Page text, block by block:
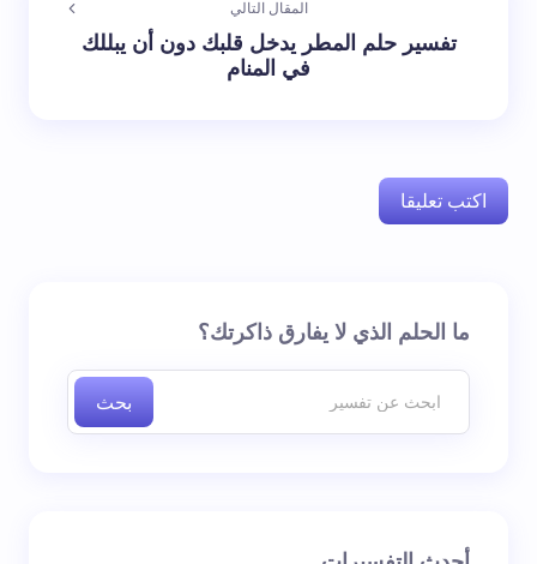
المقال التالي
تفسير حلم المطر يدخل قلبك دون أن يبللك
في المنام
اكتب تعليقا
لن يتم نشر عنوان بريدك الإلكتروني. الحقول الإلزامية مشارما الحلم الذي لا يفارق ذاكرتك؟
بحث